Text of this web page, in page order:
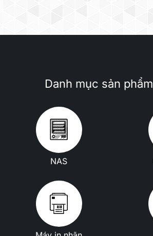
Danh mục sản
NAS